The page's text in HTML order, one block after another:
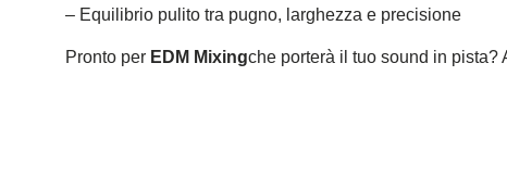
– Equilibrio pulito tra pugno, larghezza e precisione
Pronto per EDM Mixingche porterà il tuo sound in pista?